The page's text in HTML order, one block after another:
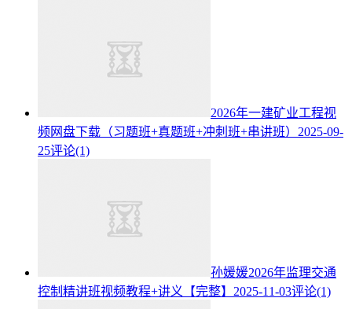
2026年一建矿业工程视
频网盘下载（习题班+真题班+冲刺班+串讲班） 2025-09-
25评论(1)
孙媛媛2026年监理交通
控制精讲班视频教程+讲义【完整】 2025-11-03评论(1)